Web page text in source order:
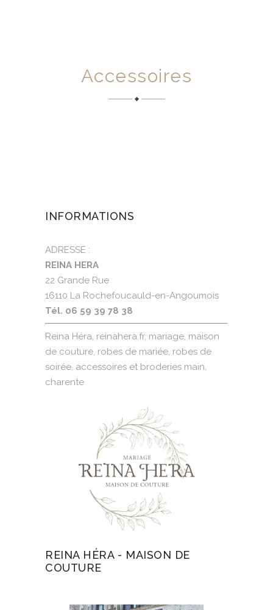
Accessoires
INFORMATIONS
ADRESSE :
REINA HERA
22 Grande Rue
16110 La Rochefoucauld-en-Angoumois
Tél. 06 59 39 78 38
Reina Héra, reinahera.fr, mariage, maison
de couture, robes de mariée, robes de
soirée, accessoires et broderies main,
charente
REINA HÉRA - MAISON DE
COUTURE